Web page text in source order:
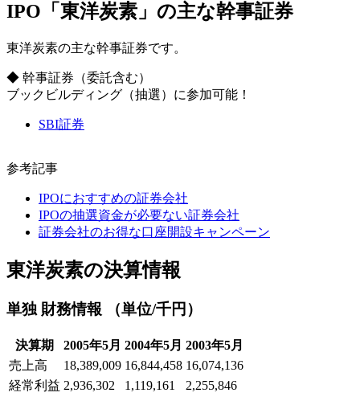
IPO「東洋炭素」の主な幹事証券
東洋炭素の主な幹事証券です。
◆ 幹事証券 （委託含む）
ブックビルディング（抽選）に参加可能！
SBI証券
参考記事
IPOにおすすめの証券会社
IPOの抽選資金が必要ない証券会社
証券会社のお得な口座開設キャンペーン
東洋炭素の決算情報
単独 財務情報 （単位/千円）
決算期 2005年5月 2004年5月 2003年5月
売上高
18,389,009 16,844,458 16,074,136
経常利益 2,936,302 1,119,161
2,255,846